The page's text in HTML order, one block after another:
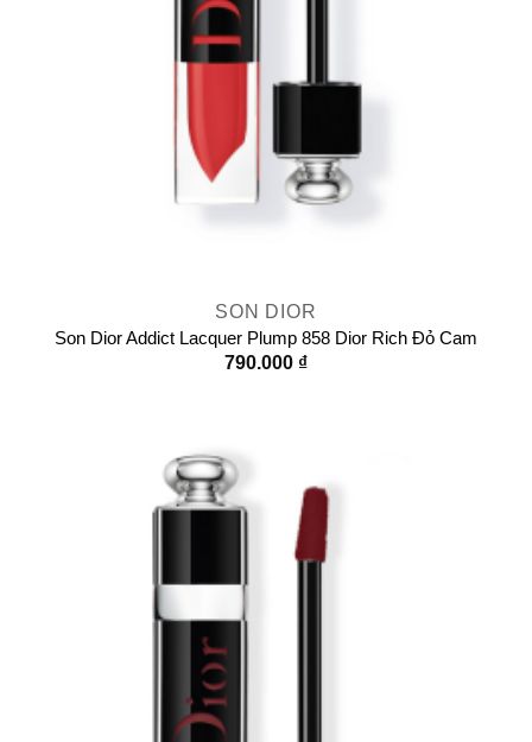
SON DIOR
Son Dior Addict Lacquer Plump 858 Dior Rich Đỏ Cam
790.000 ₫